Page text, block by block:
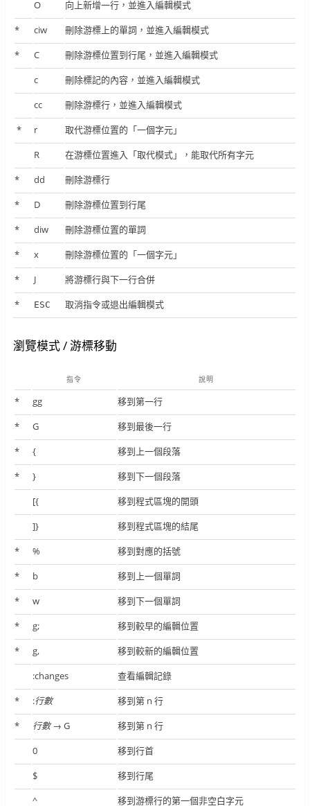
O
向上新增一行，並進入編輯模式
*
ciw
刪除游標上的單詞，並進入編輯模式
*
C
刪除游標位置到行尾，並進入編輯模式
c
刪除標記的內容，並進入編輯模式
cc
刪除游標行，並進入編輯模式
*
r
取代游標位置的「一個字元」
R
在游標位置進入「取代模式」，能取代所有字元
*
dd
刪除游標行
*
D
刪除游標位置到行尾
*
diw
刪除游標位置的單詞
*
x
刪除游標位置的「一個字元」
*
J
將游標行與下一行合併
*
ESC 取消指令或退出編輯模式
瀏覽模式 / 游標移動
指令 說明
* gg
移到第一行
*
G
移到最後一行
*
{
移到上一個段落
*
}
移到下一個段落
[{
移到程式區塊的開頭
]}
移到程式區塊的結尾
*
%
移到對應的括號
*
b
移到上一個單詞
*
w
移到下一個單詞
*
g;
移到較早的編輯位置
*
g,
移到較新的編輯位置
:changes
查看編輯記錄
*
:行數
移到第 n 行
*
行數→ G
移到第 n 行
0
移到行首
$
移到行尾
^
移到游標行的第一個非空白字元